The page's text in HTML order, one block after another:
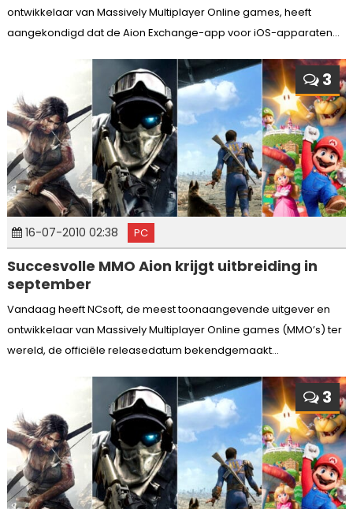
ontwikkelaar van Massively Multiplayer Online games, heeft
aangekondigd dat de Aion Exchange-app voor iOS-apparaten...
3
16-07-2010 02:38 PC
Succesvolle MMO Aion krijgt uitbreiding in
september
Vandaag heeft NCsoft, de meest toonaangevende uitgever en
ontwikkelaar van Massively Multiplayer Online games (MMO’s) ter
wereld, de officiële releasedatum bekendgemaakt...
3